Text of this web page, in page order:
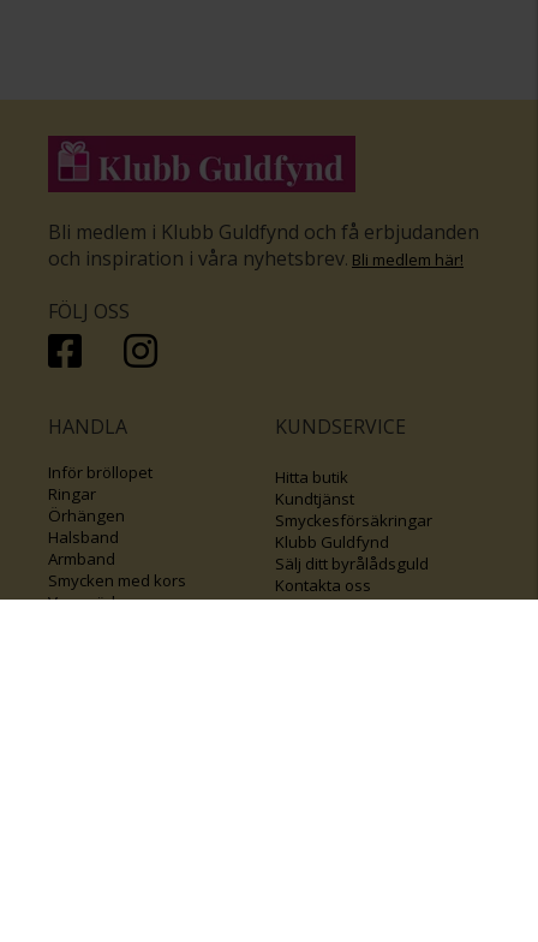
Bli medlem i Klubb Guldfynd och få erbjudanden
och inspiration i våra nyhetsbrev. Bli medlem här!
FÖLJ OSS
HANDLA
Inför bröllopet
Ringar
Örhängen
Halsband
Armband
Smycken med kors
Varumärken
KUNDSERVICE
Hitta butik
Kundtjänst
Smyckesförsäkringar
Klubb Guldfynd
Sälj ditt byrålådsguld
Kontakta oss
Guide för kedjor